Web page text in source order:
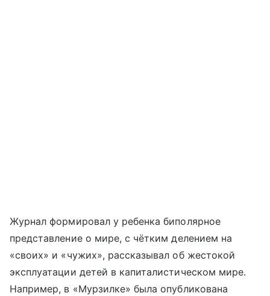
Журнал формировал у ребенка биполярное
представление о мире, с чётким делением на
«своих» и «чужих», рассказывал об жестокой
эксплуатации детей в капиталистическом мире.
Например, в «Мурзилке» была опубликована